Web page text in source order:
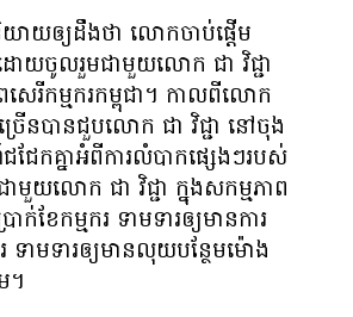
យ​ឲ្យ​ដឹង​ថា លោក​ចាប់​ផ្ដើម​
ោយ​ចូល​រួម​ជាមួយ​លោក ជា វិជ្ជា
េរី​កម្មករ​កម្ពុជា។ កាល​ពី​លោក
ើន​បាន​ជួប​លោក ជា វិជ្ជា នៅ​ចុង​
ែក​គ្នា​អំពី​ការ​លំបាក​ផ្សេងៗ​របស់​
មួយ​លោក ជា វិជ្ជា ក្នុង​សកម្មភាព​
ាក់​ខែ​កម្មករ ទាម​ទារ​ឲ្យ​មាន​ការ​
ទាមទារ​ឲ្យ​មាន​លុយ​បន្ថែម​ម៉ោង
។